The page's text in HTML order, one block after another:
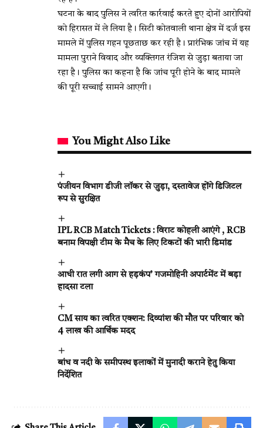
घटना के बाद पुलिस ने त्वरित कार्रवाई करते हुए दोनों आरोपियों
को हिरासत में ले लिया है। सिटी कोतवाली थाना क्षेत्र में दर्ज इस
मामले में पुलिस गहन पूछताछ कर रही है। प्रारंभिक जांच में यह
मामला पुराने विवाद और व्यक्तिगत रंजिश से जुड़ा बताया जा
रहा है। पुलिस का कहना है कि जांच पूरी होने के बाद मामले
की पूरी सच्चाई सामने आएगी।
You Might Also Like
पंजीयन विभाग डीजी लॉकर से जुड़ा, दस्तावेज होंगे डिजिटल
रूप से सुरक्षित
IPL RCB Match Tickets : विराट कोहली आएंगे , RCB
बनाम विपक्षी टीम के मैच के लिए टिकटों की भारी डिमांड
आधी रात लगी आग से हड़कंप’ गजमोहिनी अपार्टमेंट में बड़ा
हादसा टला
CM साय का त्वरित एक्शन: दिव्यांश की मौत पर परिवार को
4 लाख की आर्थिक मदद
बांध व नदी के समीपस्थ इलाकों में मुनादी कराने हेतु किया
निर्देशित